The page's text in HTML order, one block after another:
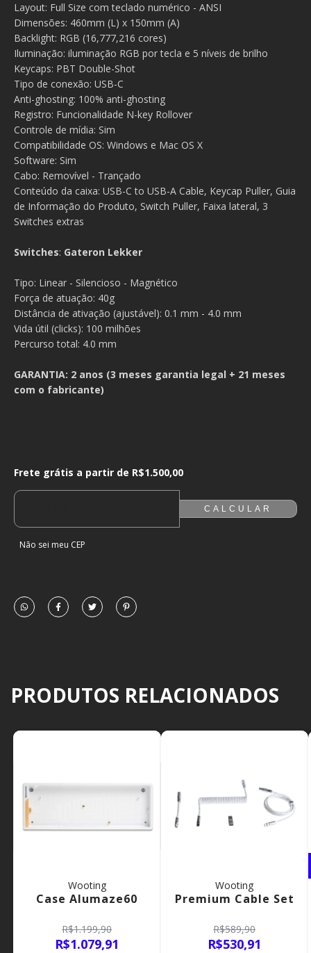
Layout: Full Size com teclado numérico - ANSI
Dimensões: 460mm (L) x 150mm (A)
Backlight: RGB (16,777,216 cores)
Iluminação: iluminação RGB por tecla e 5 níveis de brilho
Keycaps: PBT Double-Shot
Tipo de conexão: USB-C
Anti-ghosting: 100% anti-ghosting
Registro: Funcionalidade N-key Rollover
Controle de mídia: Sim
Compatibilidade OS: Windows e Mac OS X
Software: Sim
Cabo: Removível - Trançado
Conteúdo da caixa: USB-C to USB-A Cable, Keycap Puller, Guia
de Informação do Produto, Switch Puller, Faixa lateral, 3
Switches extras
Switches: Gateron Lekker
Tipo: Linear - Silencioso - Magnético
Força de atuação: 40g
Distância de ativação (ajustável): 0.1 mm - 4.0 mm
Vida útil (clicks): 100 milhões
Percurso total: 4.0 mm
GARANTIA: 2 anos (3 meses garantia legal + 21 meses
com o fabricante)
Frete grátis a partir deR$1.500,00
ALTERAR CEP
Frete grátis a partir de R$1.500,00
CALCULAR
Não sei meu CEP
PRODUTOS RELACIONADOS
Wooting
Case Alumaze60
R$1.199,90
R$1.079,91
Wooting
Premium Cable Set
R$589,90
R$530,91